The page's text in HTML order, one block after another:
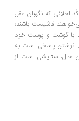
که نگهبان عقل
فاشیست باشند؛
و پوست خود
پاسخی است به
ستایشی است از